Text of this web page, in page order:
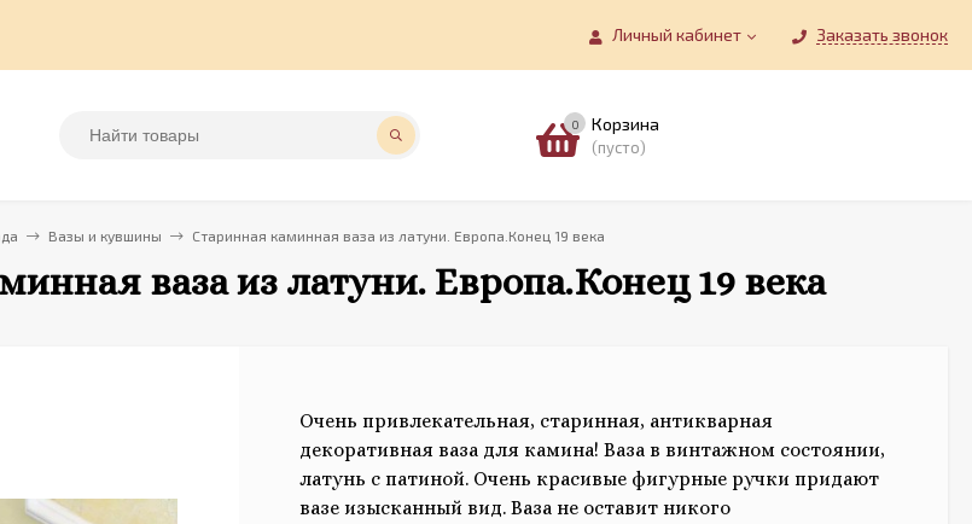
Личный кабинет Заказать звонок
0 Корзина
(пусто)
Вазы и кувшины Старинная каминная ваза из латуни. Европа.Конец 19 века
ваза из латуни. Европа.Конец 19 века
Очень привлекательная, старинная, антикварная
декоративная ваза для камина! Ваза в винтажном состоянии,
латунь с патиной. Очень красивые фигурные ручки придают
вазе изысканный вид. Ваза не оставит никого